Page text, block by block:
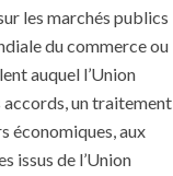
les marchés publics
du commerce ou
auquel l’Union
accords, un traitement
économiques, aux
issus de l’Union